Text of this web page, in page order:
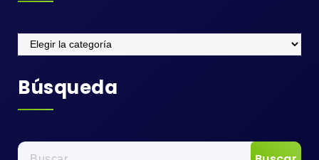
Categorias
Búsqueda
Buscar: